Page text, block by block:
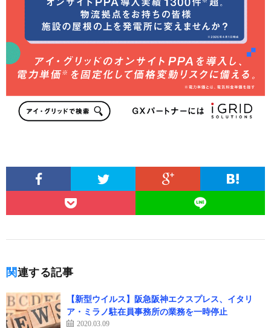
関連する記事
【新型ウイルス】阪急阪神エクスプレス、イタリ
ア・ミラノ駐在員事務所の業務を一時停止
2020.03.09